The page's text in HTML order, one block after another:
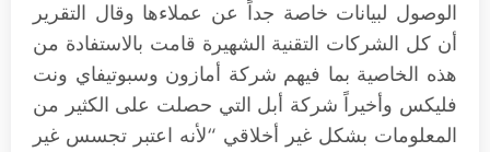
الوصول لبيانات خاصة جداً عن عملاءها وقال التقرير
أن كل الشركات التقنية الشهيرة قامت بالاستفادة من
هذه الخاصية بما فيهم شركة أمازون وسبوتيفاي ونت
فليكس وأخيراً شركة أبل التي حصلت على الكثير من
المعلومات بشكل غير أخلاقي “لأنه اعتبر تجسس غير